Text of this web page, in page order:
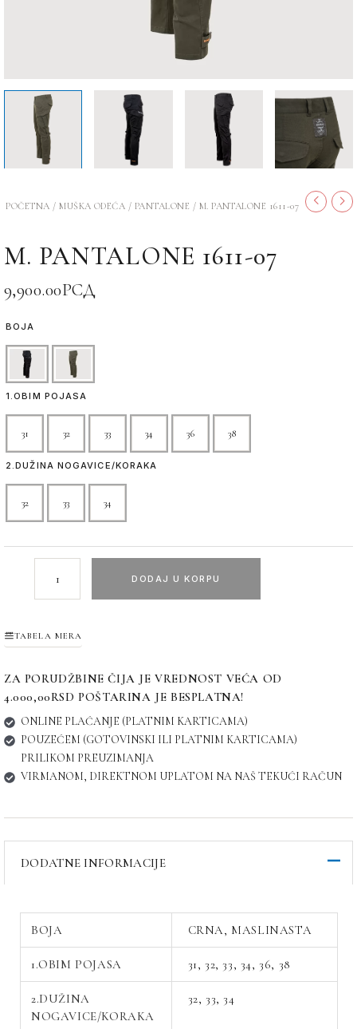
POČETNA /MUŠKA ODEĆA / PANTALONE / M. PANTALONE 1611-07
M. PANTALONE 1611-07
9,900.00РСД
BOJA
1.OBIM POJASA
31 32 33 34 36 38
2.DUŽINA NOGAVICE/KORAKA
32 33 34
DODAJ U KORPU
TABELA MERA
ZA PORUDŽBINE ČIJA JE VREDNOST VEĆA OD
4.000,00RSD POŠTARINA JE BESPLATNA!
ONLINE PLAĆANJE (PLATNIM KARTICAMA)
POUZEĆEM (GOTOVINSKI ILI PLATNIM KARTICAMA)
PRILIKOM PREUZIMANJA
VIRMANOM, DIREKTNOM UPLATOM NA NAŠ TEKUĆI RAČUN
DODATNE INFORMACIJE
BOJA CRNA, MASLINASTA
1.OBIM POJASA 31, 32, 33, 34, 36, 38
2.DUŽINA
NOGAVICE/KORAKA
32, 33, 34